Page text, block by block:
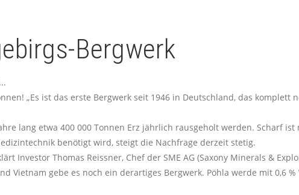
Bergwerk
„Es ist das erste Bergwerk seit 1946 in Deutschland, das komplett
lang etwa 400 000 Tonnen Erz jährlich rausgeholt werden. Scharf
benötigt wird, steigt die Nachfrage derzeit stetig.
Investor Thomas Reissner, Chef der SME AG (Saxony Minerals &
Vietnam gebe es noch ein derartiges Bergwerk. Pöhla werde mit 0,6